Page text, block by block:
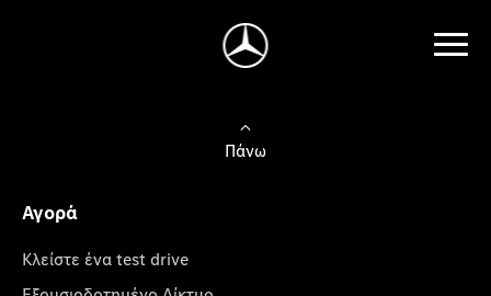
Πάνω
Αγορά
Κλείστε ένα test drive